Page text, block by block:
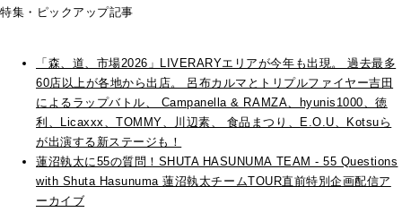
特集・ピックアップ記事
「森、道、市場2026」LIVERARYエリアが今年も出現。 過去最多
60店以上が各地から出店。 呂布カルマとトリプルファイヤー吉田
によるラップバトル、 Campanella & RAMZA、hyunis1000、徳
利、Licaxxx、TOMMY、川辺素、 食品まつり、E.O.U、Kotsuら
が出演する新ステージも！
蓮沼執太に55の質問！SHUTA HASUNUMA TEAM - 55 Questions
with Shuta Hasunuma 蓮沼執太チームTOUR直前特別企画配信ア
ーカイブ